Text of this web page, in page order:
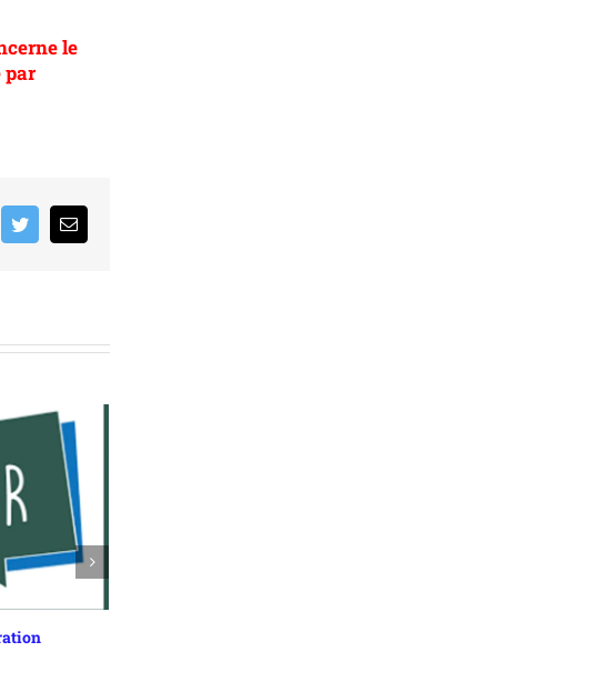
le
par
TwitterEmail
Entretiens de carrière PPCR : suis-je